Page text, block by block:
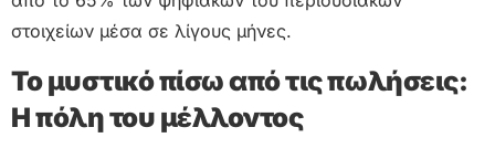
στοιχείων μέσα σε λίγους μήνες.
Το μυστικό πίσω από τις πωλήσεις:
Η πόλη του μέλλοντος